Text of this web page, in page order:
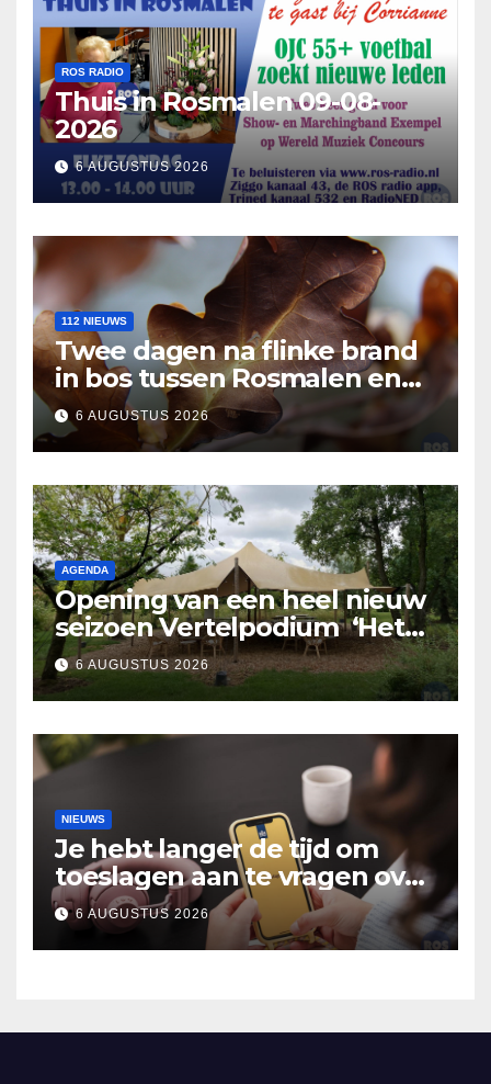
ROS RADIO
Thuis in Rosmalen 09-08-
2026
6 AUGUSTUS 2026
112 NIEUWS
Twee dagen na flinke brand
in bos tussen Rosmalen en
Nuland
6 AUGUSTUS 2026
AGENDA
Opening van een heel nieuw
seizoen Vertelpodium ‘Het
Lopende Vuur’. Landelijke
verhalen in Bomentuin D’n
Hooidonk
6 AUGUSTUS 2026
NIEUWS
Je hebt langer de tijd om
toeslagen aan te vragen over
2025
6 AUGUSTUS 2026